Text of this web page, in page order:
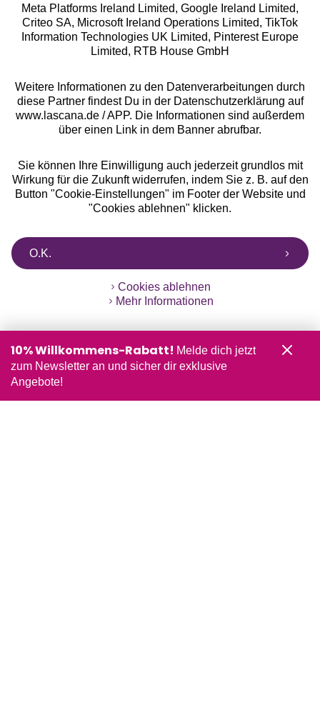
Alle Preise inkl. MwSt., zzgl.
Versandkosten
** Bonität vorausgesetzt, berechtigt zur Bonitätsprüfung
Meta Platforms Ireland Limited, Google Ireland Limited,
Criteo SA, Microsoft Ireland Operations Limited, TikTok
Information Technologies UK Limited, Pinterest Europe
Limited, RTB House GmbH
Weitere Informationen zu den Datenverarbeitungen durch
diese Partner findest Du in der Datenschutzerklärung auf
www.lascana.de / APP. Die Informationen sind außerdem
über einen Link in dem Banner abrufbar.
Sie können Ihre Einwilligung auch jederzeit grundlos mit
Wirkung für die Zukunft widerrufen, indem Sie z. B. auf den
Button "Cookie-Einstellungen" im Footer der Website und
"Cookies ablehnen" klicken.
O.K.
Cookies ablehnen
Mehr Informationen
10% Willkommens-Rabatt! Melde dich jetzt
zum Newsletter an und sicher dir exklusive
Angebote!